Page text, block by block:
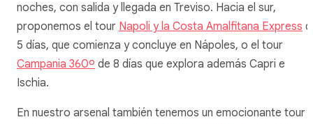
noches, con salida y llegada en Treviso. Hacia el sur,
proponemos el tour Napoli y la Costa Amalfitana Express
5 días, que comienza y concluye en Nápoles, o el tour
Campania 360º de 8 días que explora además Capri e
Ischia.
En nuestro arsenal también tenemos un emocionante tour